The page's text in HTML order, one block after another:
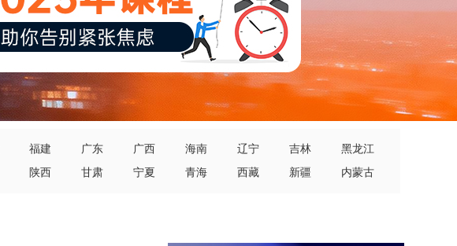
福建 广东 广西 海南 辽宁 吉林
黑龙江
陕西 甘肃 宁夏 青海 西藏 新疆 内蒙古